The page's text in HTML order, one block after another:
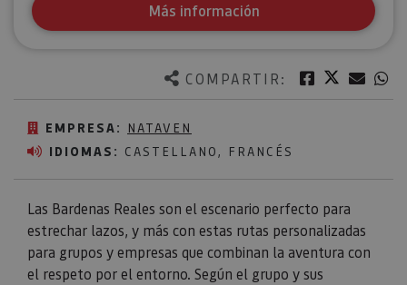
COMPARTIR: Facebook
Twitter
EMPRESA: NATAVEN
IDIOMAS: CASTELLANO, FRANCÉS
Las Bardenas Reales son el escenario perfecto para
estrechar lazos, y más con estas rutas personalizadas
para grupos y empresas que combinan la aventura con
el respeto por el entorno. Según el grupo y sus
Más información